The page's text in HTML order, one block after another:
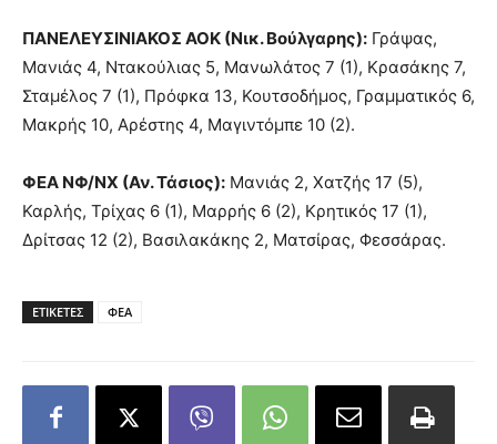
ΠΑΝΕΛΕΥΣΙΝΙΑΚΟΣ ΑΟΚ (Νικ. Βούλγαρης): Γράψας,
Μανιάς 4, Ντακούλιας 5, Μανωλάτος 7 (1), Κρασάκης 7,
Σταμέλος 7 (1), Πρόφκα 13, Κουτσοδήμος, Γραμματικός 6,
Μακρής 10, Αρέστης 4, Μαγιντόμπε 10 (2).
ΦΕΑ ΝΦ/ΝΧ (Αν. Τάσιος): Μανιάς 2, Χατζής 17 (5),
Καρλής, Τρίχας 6 (1), Μαρρής 6 (2), Κρητικός 17 (1),
Δρίτσας 12 (2), Βασιλακάκης 2, Ματσίρας, Φεσσάρας.
ΕΤΙΚΕΤΕΣ ΦΕΑ